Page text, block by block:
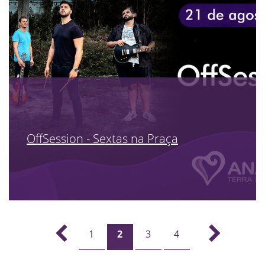
OffSession - Sextas na Praça
1 2 3 4